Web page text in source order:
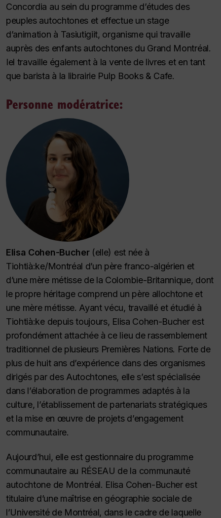
Concordia au sein du programme d’études des
peuples autochtones et effectue un stage
d’animation à Tasiutigiit, organisme qui travaille
auprès des enfants autochtones du Grand Montréal.
Iel travaille également à la vente de livres et en tant
que barista à la librairie Pulp Books & Cafe.
Personne modératrice:
Elisa Cohen-Bucher(elle) est née à
Tiohtià:ke/Montréal d’un père franco-algérien et
d’une mère métisse de la Colombie-Britannique, dont
le propre héritage comprend un père allochtone et
une mère métisse. Ayant vécu, travaillé et étudié à
Tiohtià:ke depuis toujours, Elisa Cohen-Bucher est
profondément attachée à ce lieu de rassemblement
traditionnel de plusieurs Premières Nations. Forte de
plus de huit ans d’expérience dans des organismes
dirigés par des Autochtones, elle s’est spécialisée
dans l’élaboration de programmes adaptés à la
culture, l’établissement de partenariats stratégiques
et la mise en œuvre de projets d’engagement
communautaire.
Aujourd’hui, elle est gestionnaire du programme
communautaire au RÉSEAU de la communauté
autochtone de Montréal. Elisa Cohen-Bucher est
titulaire d’une maîtrise en géographie sociale de
l’Université de Montréal, dans le cadre de laquelle